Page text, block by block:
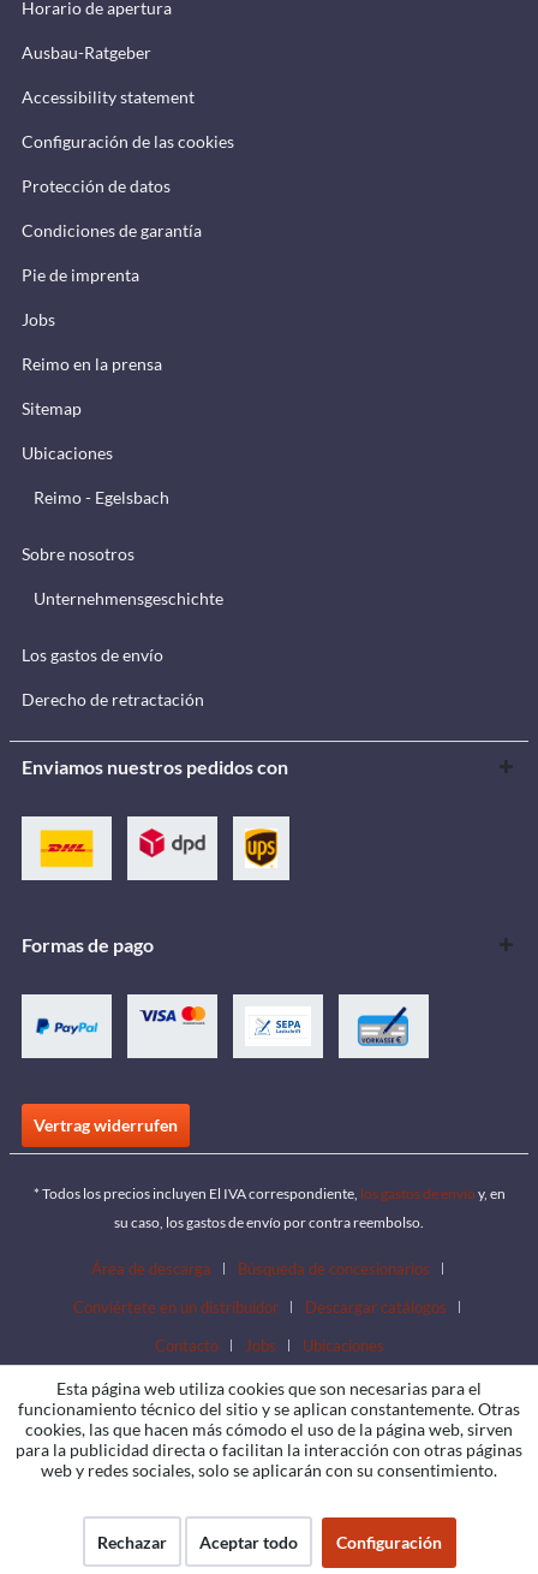
Horario de apertura
Ausbau-Ratgeber
Accessibility statement
Configuración de las cookies
Protección de datos
Condiciones de garantía
Pie de imprenta
Jobs
Reimo en la prensa
Sitemap
Ubicaciones
Reimo - Egelsbach
Sobre nosotros
Unternehmensgeschichte
Los gastos de envío
Derecho de retractación
Enviamos nuestros pedidos con
Formas de pago
Vertrag widerrufen
* Todos los precios incluyen El IVA correspondiente, los gastos de envío y, en
su caso, los gastos de envío por contra reembolso.
Área de descarga
Búsqueda de concesionarios
Conviértete en un distribuidor
Descargar catálogos
Contacto
Jobs Ubicaciones
Esta página web utiliza cookies que son necesarias para el
funcionamiento técnico del sitio y se aplican constantemente. Otras
cookies, las que hacen más cómodo el uso de la página web, sirven
para la publicidad directa o facilitan la interacción con otras páginas
web y redes sociales, solo se aplicarán con su consentimiento.
Rechazar Aceptar todo Configuración